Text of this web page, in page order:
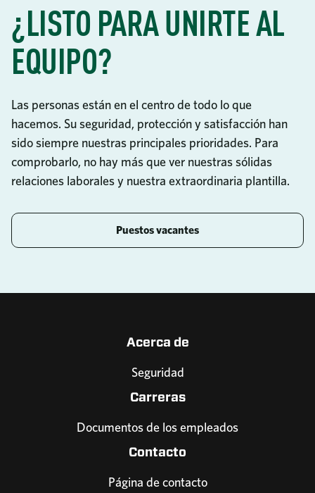
¿LISTO PARA UNIRTE AL
EQUIPO?
Las personas están en el centro de todo lo que
hacemos. Su seguridad, protección y satisfacción han
sido siempre nuestras principales prioridades. Para
comprobarlo, no hay más que ver nuestras sólidas
relaciones laborales y nuestra extraordinaria plantilla.
Puestos vacantes
Acerca de
Seguridad
Carreras
Documentos de los empleados
Contacto
Página de contacto